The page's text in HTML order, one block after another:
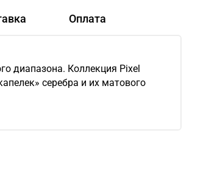
Оплата
диапазона. Коллекция Pixel
серебра и их матового